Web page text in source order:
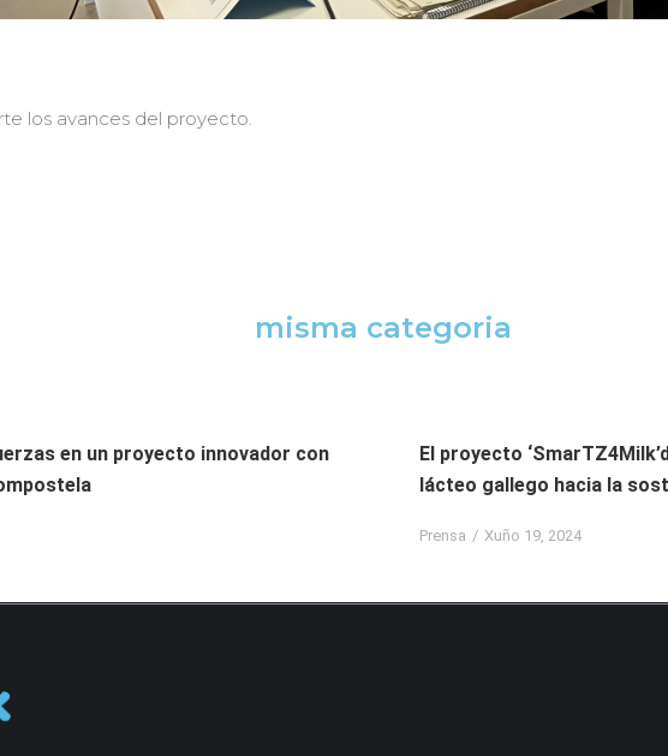
los avances del proyecto.
misma categoria
en un proyecto innovador con
El proyecto
lácteo gallego hacia la
Prensa Xuño 19, 2024